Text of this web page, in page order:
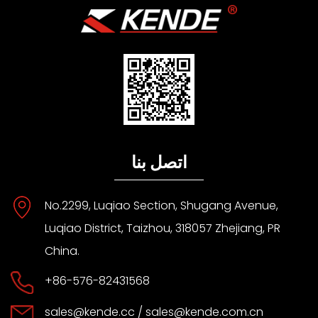
اتصل بنا
No.2299, Luqiao Section, Shugang Avenue,
Luqiao District, Taizhou, 318057 Zhejiang, PR
China.
+86-576-82431568
sales@kende.cc / sales@kende.com.cn